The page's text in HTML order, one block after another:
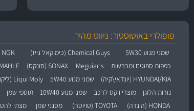
פופולרי באוטוסטור: ניווט מהיר
שמני מנוע 5W30 Chemical Guys (כימיקאל גייז) NGK
כפפות ספוגים ומברשות
Meguiar's SONAX (סונקס) MAHLE
HYUNDAI/KIA (יונדאי\קיה)
שמני מנוע 5W40 Liqui Moly (ליקווי מולי)
נורות הלוגן
מוצרי ווקס לרכב שמני מנוע 10W40 תוספי שמן
HONDA (הונדה)
TOYOTA (טויוטה) מסנני שמן מצתי להט